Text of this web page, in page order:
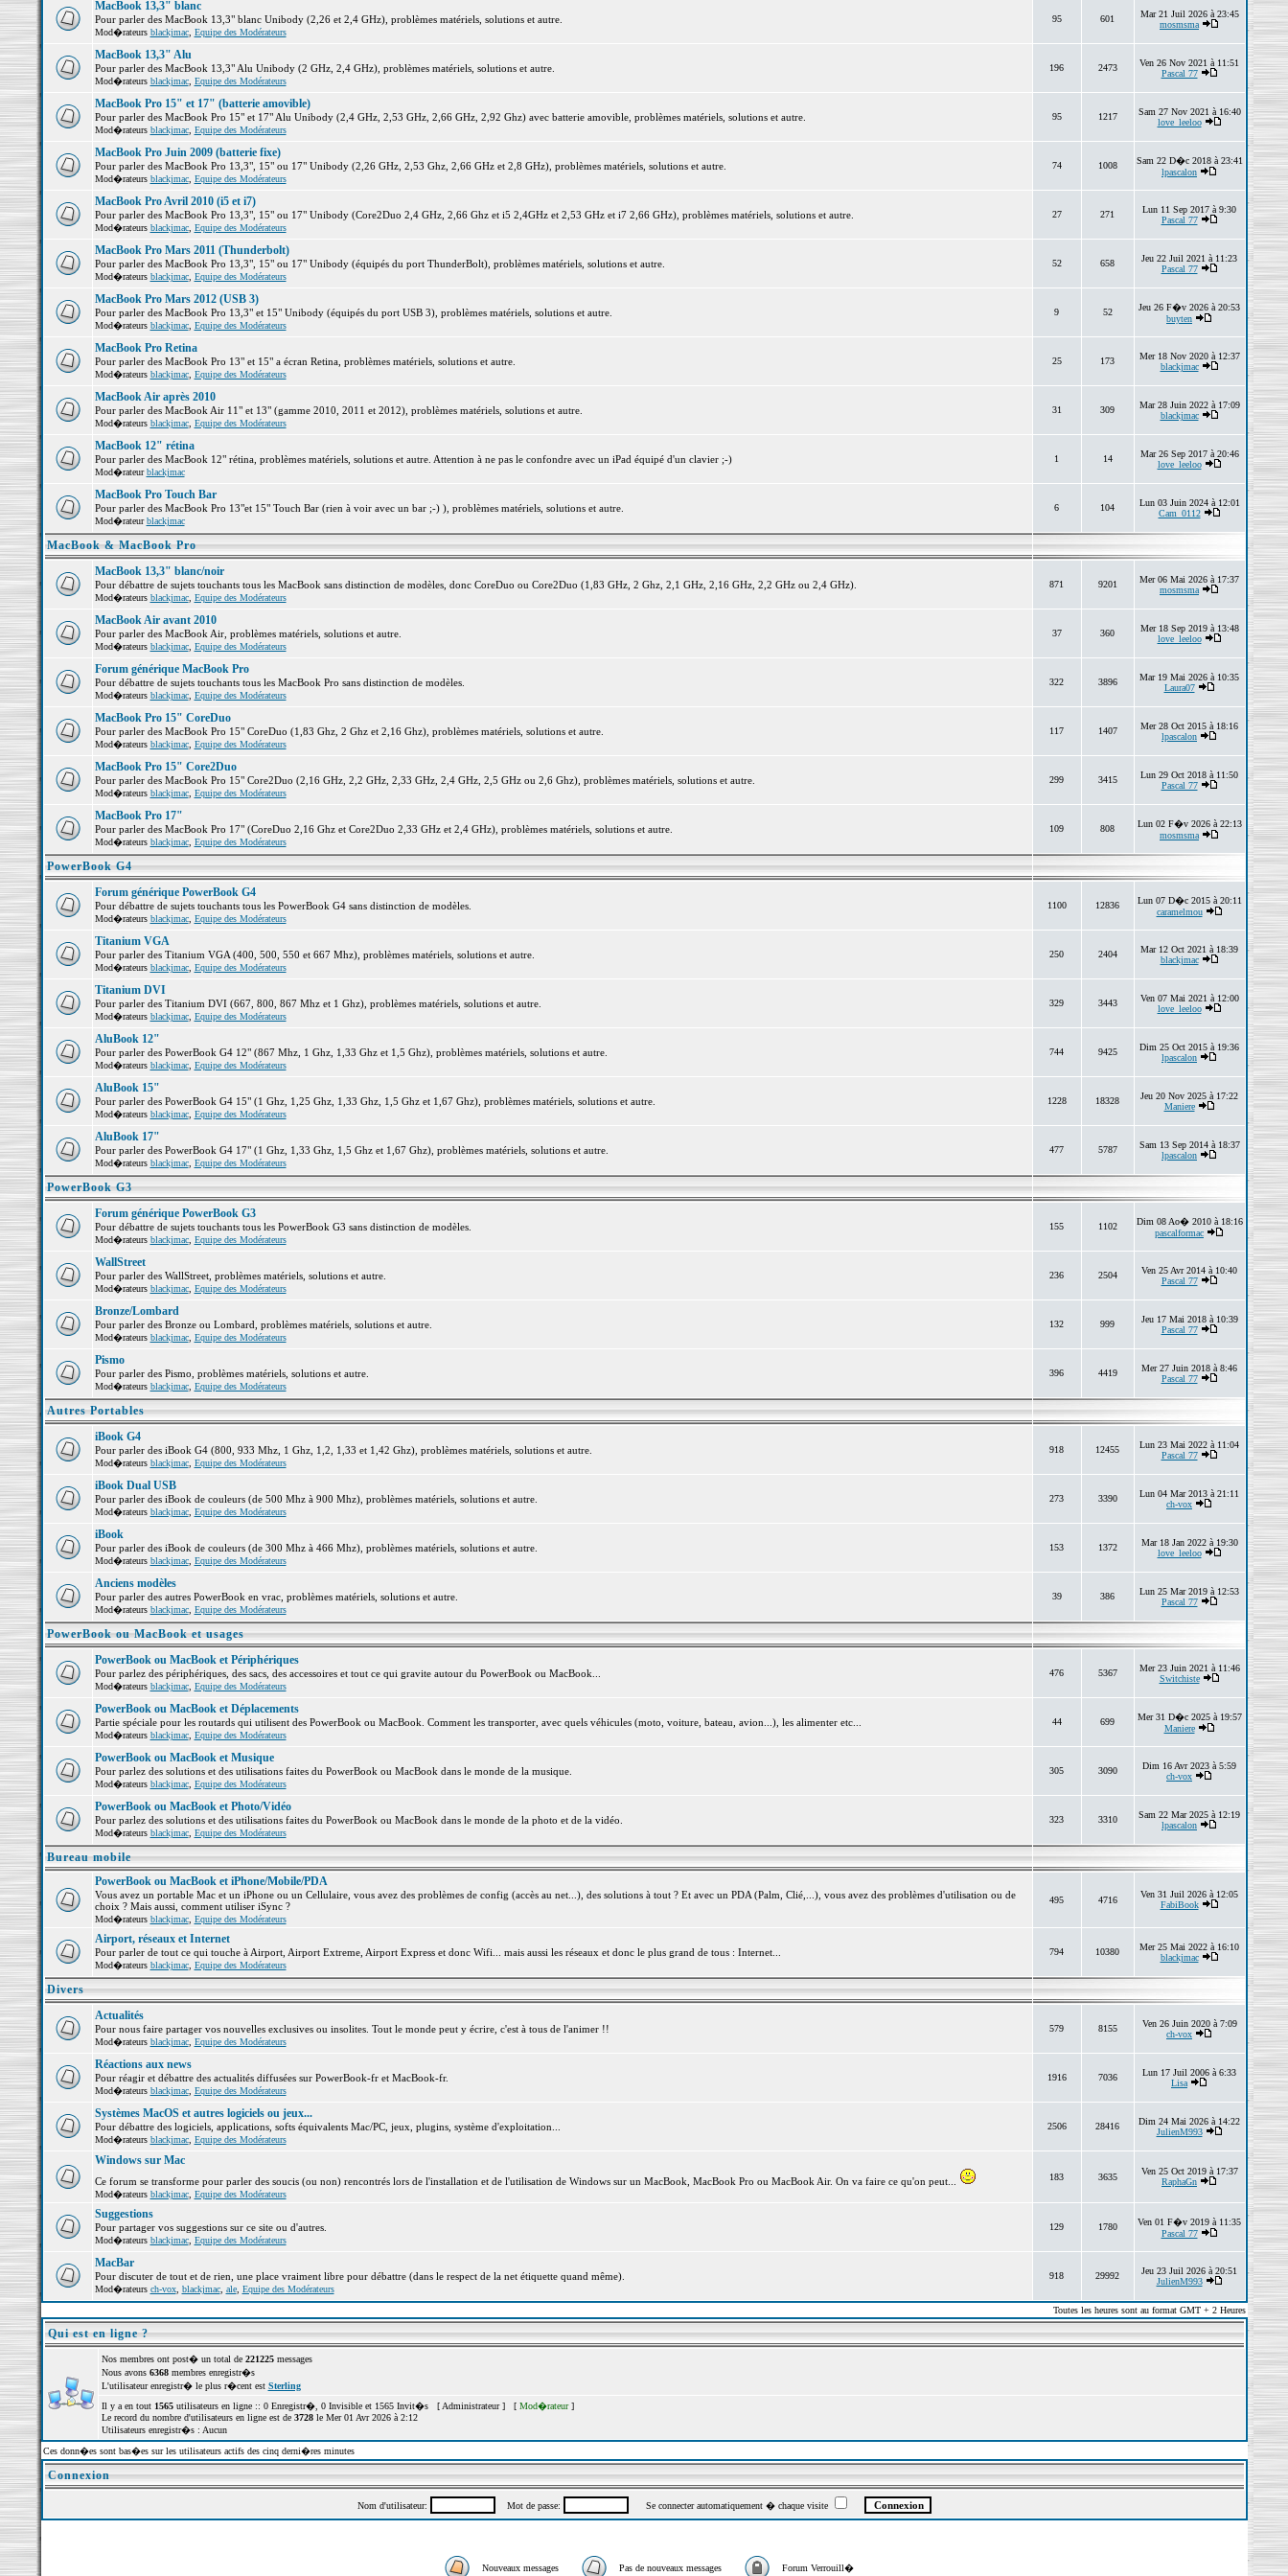
MacBook 13,3" blanc
Pour parler des MacBook 13,3" blanc Unibody (2,26 et 2,4 GHz), problèmes matériels, solutions et autre.
Mod�rateurs blackjmac, Equipe des Modérateurs
95 601
Mar 21 Juil 2026 à 23:45
mosmsma
MacBook 13,3" Alu
Pour parler des MacBook 13,3" Alu Unibody (2 GHz, 2,4 GHz), problèmes matériels, solutions et autre.
Mod�rateurs blackjmac, Equipe des Modérateurs
196 2473
Ven 26 Nov 2021 à 11:51
Pascal 77
MacBook Pro 15" et 17" (batterie amovible)
Pour parler des MacBook Pro 15" et 17" Alu Unibody (2,4 GHz, 2,53 GHz, 2,66 GHz, 2,92 Ghz) avec batterie amovible, problèmes matériels, solutions et autre.
Mod�rateurs blackjmac, Equipe des Modérateurs
95 1217
Sam 27 Nov 2021 à 16:40
love_leeloo
MacBook Pro Juin 2009 (batterie fixe)
Pour parler des MacBook Pro 13,3", 15" ou 17" Unibody (2,26 GHz, 2,53 Ghz, 2,66 GHz et 2,8 GHz), problèmes matériels, solutions et autre.
Mod�rateurs blackjmac, Equipe des Modérateurs
74 1008
Sam 22 D�c 2018 à 23:41
lpascalon
MacBook Pro Avril 2010 (i5 et i7)
Pour parler des MacBook Pro 13,3", 15" ou 17" Unibody (Core2Duo 2,4 GHz, 2,66 Ghz et i5 2,4GHz et 2,53 GHz et i7 2,66 GHz), problèmes matériels, solutions et autre.
Mod�rateurs blackjmac, Equipe des Modérateurs
27 271
Lun 11 Sep 2017 à 9:30
Pascal 77
MacBook Pro Mars 2011 (Thunderbolt)
Pour parler des MacBook Pro 13,3", 15" ou 17" Unibody (équipés du port ThunderBolt), problèmes matériels, solutions et autre.
Mod�rateurs blackjmac, Equipe des Modérateurs
52 658
Jeu 22 Juil 2021 à 11:23
Pascal 77
MacBook Pro Mars 2012 (USB 3)
Pour parler des MacBook Pro 13,3" et 15" Unibody (équipés du port USB 3), problèmes matériels, solutions et autre.
Mod�rateurs blackjmac, Equipe des Modérateurs
9 52
Jeu 26 F�v 2026 à 20:53
buyten
MacBook Pro Retina
Pour parler des MacBook Pro 13" et 15" a écran Retina, problèmes matériels, solutions et autre.
Mod�rateurs blackjmac, Equipe des Modérateurs
25 173
Mer 18 Nov 2020 à 12:37
blackjmac
MacBook Air après 2010
Pour parler des MacBook Air 11" et 13" (gamme 2010, 2011 et 2012), problèmes matériels, solutions et autre.
Mod�rateurs blackjmac, Equipe des Modérateurs
31 309
Mar 28 Juin 2022 à 17:09
blackjmac
MacBook 12" rétina
Pour parler des MacBook 12" rétina, problèmes matériels, solutions et autre. Attention à ne pas le confondre avec un iPad équipé d'un clavier ;-)
Mod�rateurblackjmac
1 14
Mar 26 Sep 2017 à 20:46
love_leeloo
MacBook Pro Touch Bar
Pour parler des MacBook Pro 13"et 15" Touch Bar (rien à voir avec un bar ;-) ), problèmes matériels, solutions et autre.
Mod�rateurblackjmac
6 104
Lun 03 Juin 2024 à 12:01
Cam_0112
MacBook & MacBook Pro
MacBook 13,3" blanc/noir
Pour débattre de sujets touchants tous les MacBook sans distinction de modèles, donc CoreDuo ou Core2Duo (1,83 GHz, 2 Ghz, 2,1 GHz, 2,16 GHz, 2,2 GHz ou 2,4 GHz).
Mod�rateurs blackjmac, Equipe des Modérateurs
871 9201
Mer 06 Mai 2026 à 17:37
mosmsma
MacBook Air avant 2010
Pour parler des MacBook Air, problèmes matériels, solutions et autre.
Mod�rateurs blackjmac, Equipe des Modérateurs
37 360
Mer 18 Sep 2019 à 13:48
love_leeloo
Forum générique MacBook Pro
Pour débattre de sujets touchants tous les MacBook Pro sans distinction de modèles.
Mod�rateurs blackjmac, Equipe des Modérateurs
322 3896
Mar 19 Mai 2026 à 10:35
Laura07
MacBook Pro 15" CoreDuo
Pour parler des MacBook Pro 15" CoreDuo (1,83 Ghz, 2 Ghz et 2,16 Ghz), problèmes matériels, solutions et autre.
Mod�rateurs blackjmac, Equipe des Modérateurs
117 1407
Mer 28 Oct 2015 à 18:16
lpascalon
MacBook Pro 15" Core2Duo
Pour parler des MacBook Pro 15" Core2Duo (2,16 GHz, 2,2 GHz, 2,33 GHz, 2,4 GHz, 2,5 GHz ou 2,6 Ghz), problèmes matériels, solutions et autre.
Mod�rateurs blackjmac, Equipe des Modérateurs
299 3415
Lun 29 Oct 2018 à 11:50
Pascal 77
MacBook Pro 17"
Pour parler des MacBook Pro 17" (CoreDuo 2,16 Ghz et Core2Duo 2,33 GHz et 2,4 GHz), problèmes matériels, solutions et autre.
Mod�rateurs blackjmac, Equipe des Modérateurs
109 808
Lun 02 F�v 2026 à 22:13
mosmsma
PowerBook G4
Forum générique PowerBook G4
Pour débattre de sujets touchants tous les PowerBook G4 sans distinction de modèles.
Mod�rateurs blackjmac, Equipe des Modérateurs
1100 12836
Lun 07 D�c 2015 à 20:11
caramelmou
Titanium VGA
Pour parler des Titanium VGA (400, 500, 550 et 667 Mhz), problèmes matériels, solutions et autre.
Mod�rateurs blackjmac, Equipe des Modérateurs
250 2404
Mar 12 Oct 2021 à 18:39
blackjmac
Titanium DVI
Pour parler des Titanium DVI (667, 800, 867 Mhz et 1 Ghz), problèmes matériels, solutions et autre.
Mod�rateurs blackjmac, Equipe des Modérateurs
329 3443
Ven 07 Mai 2021 à 12:00
love_leeloo
AluBook 12"
Pour parler des PowerBook G4 12" (867 Mhz, 1 Ghz, 1,33 Ghz et 1,5 Ghz), problèmes matériels, solutions et autre.
Mod�rateurs blackjmac, Equipe des Modérateurs
744 9425
Dim 25 Oct 2015 à 19:36
lpascalon
AluBook 15"
Pour parler des PowerBook G4 15" (1 Ghz, 1,25 Ghz, 1,33 Ghz, 1,5 Ghz et 1,67 Ghz), problèmes matériels, solutions et autre.
Mod�rateurs blackjmac, Equipe des Modérateurs
1228 18328
Jeu 20 Nov 2025 à 17:22
Maniere
AluBook 17"
Pour parler des PowerBook G4 17" (1 Ghz, 1,33 Ghz, 1,5 Ghz et 1,67 Ghz), problèmes matériels, solutions et autre.
Mod�rateurs blackjmac, Equipe des Modérateurs
477 5787
Sam 13 Sep 2014 à 18:37
lpascalon
PowerBook G3
Forum générique PowerBook G3
Pour débattre de sujets touchants tous les PowerBook G3 sans distinction de modèles.
Mod�rateurs blackjmac, Equipe des Modérateurs
155 1102
Dim 08 Ao� 2010 à 18:16
pascalformac
WallStreet
Pour parler des WallStreet, problèmes matériels, solutions et autre.
Mod�rateurs blackjmac, Equipe des Modérateurs
236 2504
Ven 25 Avr 2014 à 10:40
Pascal 77
Bronze/Lombard
Pour parler des Bronze ou Lombard, problèmes matériels, solutions et autre.
Mod�rateurs blackjmac, Equipe des Modérateurs
132 999
Jeu 17 Mai 2018 à 10:39
Pascal 77
Pismo
Pour parler des Pismo, problèmes matériels, solutions et autre.
Mod�rateurs blackjmac, Equipe des Modérateurs
396 4419
Mer 27 Juin 2018 à 8:46
Pascal 77
Autres Portables
iBook G4
Pour parler des iBook G4 (800, 933 Mhz, 1 Ghz, 1,2, 1,33 et 1,42 Ghz), problèmes matériels, solutions et autre.
Mod�rateurs blackjmac, Equipe des Modérateurs
918 12455
Lun 23 Mai 2022 à 11:04
Pascal 77
iBook Dual USB
Pour parler des iBook de couleurs (de 500 Mhz à 900 Mhz), problèmes matériels, solutions et autre.
Mod�rateurs blackjmac, Equipe des Modérateurs
273 3390
Lun 04 Mar 2013 à 21:11
ch-vox
iBook
Pour parler des iBook de couleurs (de 300 Mhz à 466 Mhz), problèmes matériels, solutions et autre.
Mod�rateurs blackjmac, Equipe des Modérateurs
153 1372
Mar 18 Jan 2022 à 19:30
love_leeloo
Anciens modèles
Pour parler des autres PowerBook en vrac, problèmes matériels, solutions et autre.
Mod�rateurs blackjmac, Equipe des Modérateurs
39 386
Lun 25 Mar 2019 à 12:53
Pascal 77
PowerBook ou MacBook et usages
PowerBook ou MacBook et Périphériques
Pour parlez des périphériques, des sacs, des accessoires et tout ce qui gravite autour du PowerBook ou MacBook...
Mod�rateurs blackjmac, Equipe des Modérateurs
476 5367
Mer 23 Juin 2021 à 11:46
Switchiste
PowerBook ou MacBook et Déplacements
Partie spéciale pour les routards qui utilisent des PowerBook ou MacBook. Comment les transporter, avec quels véhicules (moto, voiture, bateau, avion...), les alimenter etc...
Mod�rateurs blackjmac, Equipe des Modérateurs
44 699
Mer 31 D�c 2025 à 19:57
Maniere
PowerBook ou MacBook et Musique
Pour parlez des solutions et des utilisations faites du PowerBook ou MacBook dans le monde de la musique.
Mod�rateurs blackjmac, Equipe des Modérateurs
305 3090
Dim 16 Avr 2023 à 5:59
ch-vox
PowerBook ou MacBook et Photo/Vidéo
Pour parlez des solutions et des utilisations faites du PowerBook ou MacBook dans le monde de la photo et de la vidéo.
Mod�rateurs blackjmac, Equipe des Modérateurs
323 3310
Sam 22 Mar 2025 à 12:19
lpascalon
Bureau mobile
PowerBook ou MacBook et iPhone/Mobile/PDA
Vous avez un portable Mac et un iPhone ou un Cellulaire, vous avez des problèmes de config (accès au net...), des solutions à tout ? Et avec un PDA (Palm, Clié,...), vous avez des problèmes d'utilisation ou de
choix ? Mais aussi, comment utiliser iSync ?
Mod�rateurs blackjmac, Equipe des Modérateurs
495 4716
Ven 31 Juil 2026 à 12:05
FabiBook
Airport, réseaux et Internet
Pour parler de tout ce qui touche à Airport, Airport Extreme, Airport Express et donc Wifi... mais aussi les réseaux et donc le plus grand de tous : Internet...
Mod�rateurs blackjmac, Equipe des Modérateurs
794 10380
Mer 25 Mai 2022 à 16:10
blackjmac
Divers
Actualités
Pour nous faire partager vos nouvelles exclusives ou insolites. Tout le monde peut y écrire, c'est à tous de l'animer !!
Mod�rateurs blackjmac, Equipe des Modérateurs
579 8155
Ven 26 Juin 2020 à 7:09
ch-vox
Réactions aux news
Pour réagir et débattre des actualités diffusées sur PowerBook-fr et MacBook-fr.
Mod�rateurs blackjmac, Equipe des Modérateurs
1916 7036
Lun 17 Juil 2006 à 6:33
Lisa
Systèmes MacOS et autres logiciels ou jeux...
Pour débattre des logiciels, applications, softs équivalents Mac/PC, jeux, plugins, système d'exploitation...
Mod�rateurs blackjmac, Equipe des Modérateurs
2506 28416
Dim 24 Mai 2026 à 14:22
JulienM993
Windows sur Mac
Ce forum se transforme pour parler des soucis (ou non) rencontrés lors de l'installation et de l'utilisation de Windows sur un MacBook, MacBook Pro ou MacBook Air. On va faire ce qu'on peut...
Mod�rateurs blackjmac, Equipe des Modérateurs
183 3635
Ven 25 Oct 2019 à 17:37
RaphaGn
Suggestions
Pour partager vos suggestions sur ce site ou d'autres.
Mod�rateurs blackjmac, Equipe des Modérateurs
129 1780
Ven 01 F�v 2019 à 11:35
Pascal 77
MacBar
Pour discuter de tout et de rien, une place vraiment libre pour débattre (dans le respect de la net étiquette quand même).
Mod�rateurs ch-vox, blackjmac, ale, Equipe des Modérateurs
918 29992
Jeu 23 Juil 2026 à 20:51
JulienM993
Toutes les heures sont au format GMT + 2 Heures
Qui est en ligne ?
Nos membres ont post� un total de 221225messages
Nous avons 6368membres enregistr�s
L'utilisateur enregistr� le plus r�cent est Sterling
Il y a en tout 1565utilisateurs en ligne :: 0 Enregistr�, 0 Invisible et 1565 Invit�s [ Administrateur] [ Mod�rateur]
Le record du nombre d'utilisateurs en ligne est de 3728le Mer 01 Avr 2026 à 2:12
Utilisateurs enregistr�s : Aucun
Ces donn�es sont bas�es sur les utilisateurs actifs des cinq derni�res minutes
Connexion
Nom d'utilisateur: Mot de passe: Se connecter automatiquement � chaque visite
Nouveaux messages Pas de nouveaux messages Forum Verrouill�